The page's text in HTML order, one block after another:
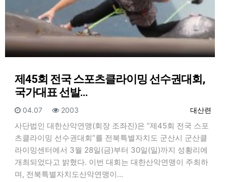
제45회 전국 스포츠클라이밍 선수권대회,
국가대표 선발…
등록자
대산련
등록일
04.07 조회
2003
사단법인 대한산악연맹(회장 조좌진)은 “제45회 전국 스포
츠클라이밍 선수권대회”를 전북특별자치도 군산시 군산클
라이밍센터에서 3월 28일(금)부터 30일(일)까지 성황리에
개최되었다고 밝혔다. 이번 대회는 대한산악연맹이 주최하
며, 전북특별자치도산악연맹이…